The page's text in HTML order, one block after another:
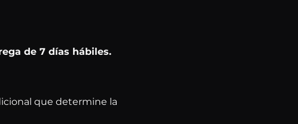
de 7 días hábiles.
que determine la